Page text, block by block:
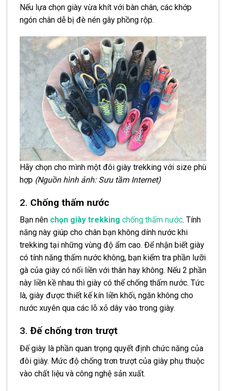
Nếu lựa chọn giày vừa khít với bàn chân, các khớp
ngón chân dễ bị đè nén gây phồng rộp.
Hãy chọn cho mình một đôi giày trekking với size phù
hợp (Nguồn hình ảnh: Sưu tầm Internet)
2. Chống thấm nước
Bạn nên chọn giày trekking chống thấm nước. Tính
năng này giúp cho chân bạn không dính nước khi
trekking tại những vùng độ ẩm cao. Để nhận biết giày
có tính năng thấm nước không, bạn kiểm tra phần lưỡi
gà của giày có nối liền với thân hay không. Nếu 2 phần
này liền kề nhau thì giày có thể chống thấm nước. Tức
là, giày được thiết kế kín liền khối, ngăn không cho
nước xuyên qua các lỗ xỏ dây vào trong giày.
3. Đế chống trơn trượt
Đế giày là phần quan trọng quyết định chức năng của
đôi giày. Mức độ chống trơn trượt của giày phụ thuộc
vào chất liệu và công nghệ sản xuất.